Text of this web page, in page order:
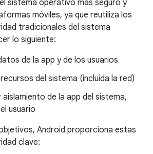
sistema operativo más seguro y
móviles, ya que reutiliza los
tradicionales del sistema
lo siguiente:
de la app y de los usuarios
del sistema (incluida la red)
de la app del sistema,
usuario
Android proporciona estas
clave: